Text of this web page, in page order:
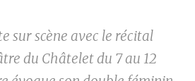
sur scène avec le récital
du Châtelet du 7 au 12